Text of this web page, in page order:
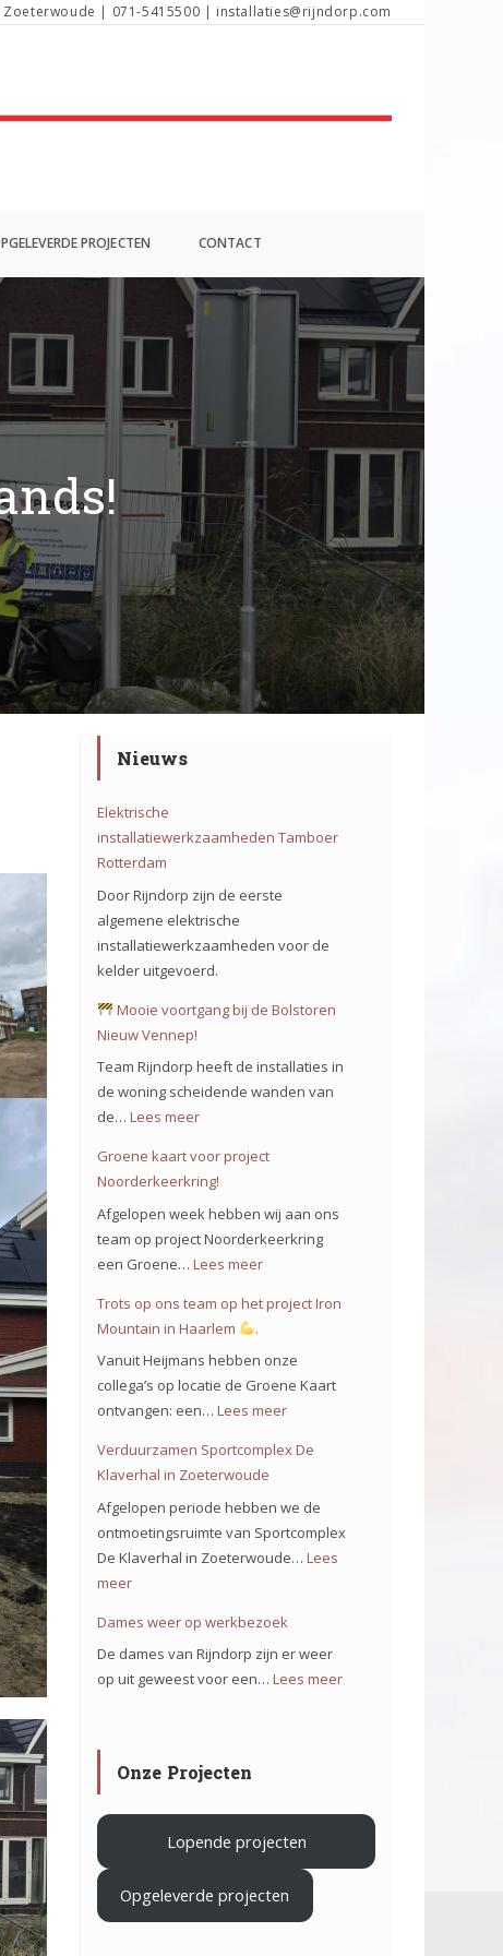
Zoeterwoude | 071-5415500 | installaties@rijndorp.com
PROJECTEN CONTACT
Nieuws
Elektrische
installatiewerkzaamheden Tamboer
Rotterdam
Door Rijndorp zijn de eerste
algemene elektrische
installatiewerkzaamheden voor de
kelder uitgevoerd.
Mooie voortgang bij de Bolstoren
Nieuw Vennep!
Team Rijndorp heeft de installaties in
de woning scheidende wanden van
de… Lees meer:
Mooie
bij
Nieuw
Vennep!
Groene kaart voor project
Noorderkeerkring!
Afgelopen week hebben wij aan ons
team op project Noorderkeerkring
een Groene… Lees meer:
kaart
Trots op ons team op het project Iron
Mountain in Haarlem
.
Vanuit Heijmans hebben onze
collega’s op locatie de Groene Kaart
ontvangen: een… Lees meer:
team
Iron
Mountain
in
Verduurzamen Sportcomplex De
Klaverhal in Zoeterwoude
Afgelopen periode hebben we de
ontmoetingsruimte van Sportcomplex
De Klaverhal in Zoeterwoude… Lees
meer:
Sportcomplex
De
Klaverhal
Dames weer op werkbezoek
De dames van Rijndorp zijn er weer
op uit geweest voor een… Lees meer:
Onze Projecten
Lopende projecten
Opgeleverde projecten